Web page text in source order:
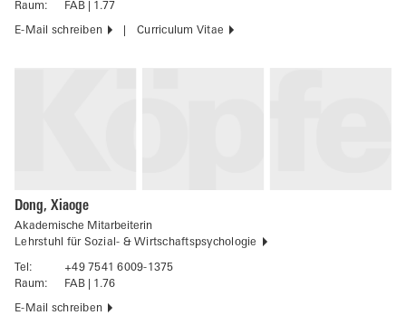
Raum:
FAB | 1.77
E-Mail schreiben Curriculum Vitae
Dong, Xiaoge
Akademische Mitarbeiterin
Lehrstuhl für Sozial- & Wirtschaftspsychologie
Tel:
+49 7541 6009-1375
Raum:
FAB | 1.76
E-Mail schreiben